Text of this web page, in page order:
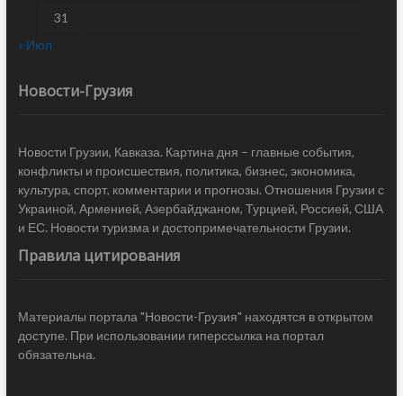
31
« Июл
Новости-Грузия
Новости Грузии, Кавказа. Картина дня – главные события,
конфликты и происшествия, политика, бизнес, экономика,
культура, спорт, комментарии и прогнозы. Отношения Грузии с
Украиной, Арменией, Азербайджаном, Турцией, Россией, США
и ЕС. Новости туризма и достопримечательности Грузии.
Правила цитирования
Материалы портала "Новости-Грузия" находятся в открытом
доступе. При использовании гиперссылка на портал
обязательна.